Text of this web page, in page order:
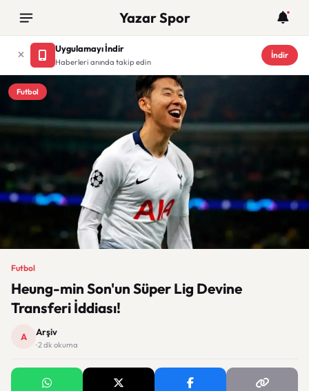
Yazar Spor
Uygulamayı İndir
Haberleri anında takip edin
İndir
Futbol
Futbol
Heung-min Son'un Süper Lig Devine
Transferi İddiası!
A Arşiv
· 2 dk okuma